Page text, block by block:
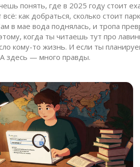
понять, где в 2025 году стоит
как добраться, сколько стоит
в мае вода поднялась, и тропа
когда ты читаешь тут про
кому-то жизнь. И если ты
А здесь — много правды.